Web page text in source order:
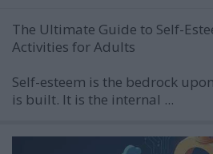
The Ultimate Guide to Self-
Activities for Adults
Self-esteem is the bedrock
is built. It is the internal ...